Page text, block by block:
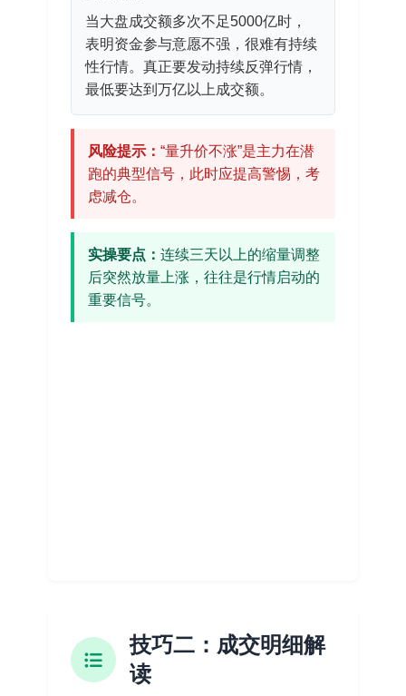
当大盘成交额多次不足5000亿时，
表明资金参与意愿不强，很难有持续
性行情。真正要发动持续反弹行情，
最低要达到万亿以上成交额。
风险提示：“量升价不涨”是主力在潜
跑的典型信号，此时应提高警惕，考
虑减仓。
实操要点：连续三天以上的缩量调整
后突然放量上涨，往往是行情启动的
重要信号。
技巧二：成交明细解
读